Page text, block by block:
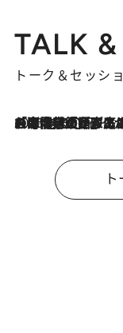
TALK
トーク＆セッシ
2026.8.3
「今後値上げがあるとすれば…」「リスクがあるのは今年の冬」エネルギー専門家が語る、ホルムズ海峡封鎖が家庭にもたらす“ある心配”